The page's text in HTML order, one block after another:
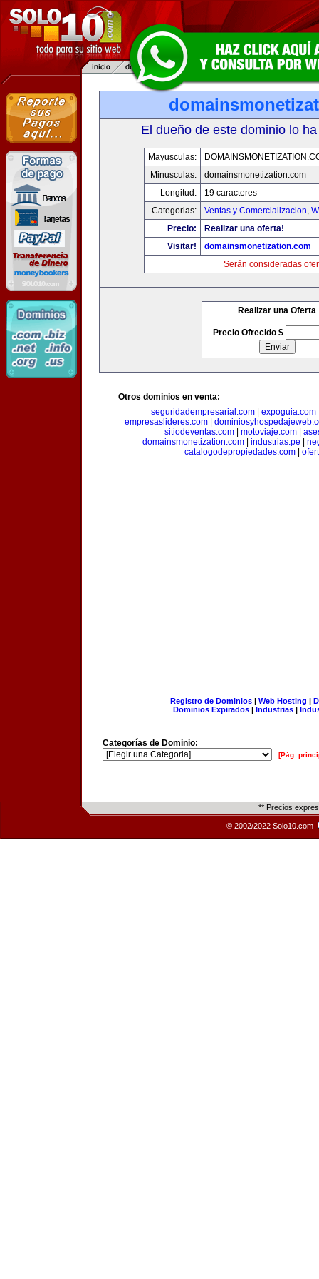
El dueño de este dominio lo
Mayusculas:
Minusculas:
domainsmonetization.com
Longitud:
19 caracteres
Categorias:
Ventas y Comercializacion,
Precio:
Realizar una oferta!
Visitar!
domainsmonetization.com
Serán consideradas
Realizar una Oferta
Precio Ofrecido $
Otros dominios en venta:
seguridadempresarial.com
expoguia.com
empresaslideres.com|
sitiodeventas.com
motoviaje.com
domainsmonetization.com| industrias.pe
catalogodepropiedades.com
Registro de Dominios| Web Hosting |
Dominios Expirados | Industrias |
Categorías de Dominio:
[Pág.
** Precios
© 2002/2022 Solo10.com